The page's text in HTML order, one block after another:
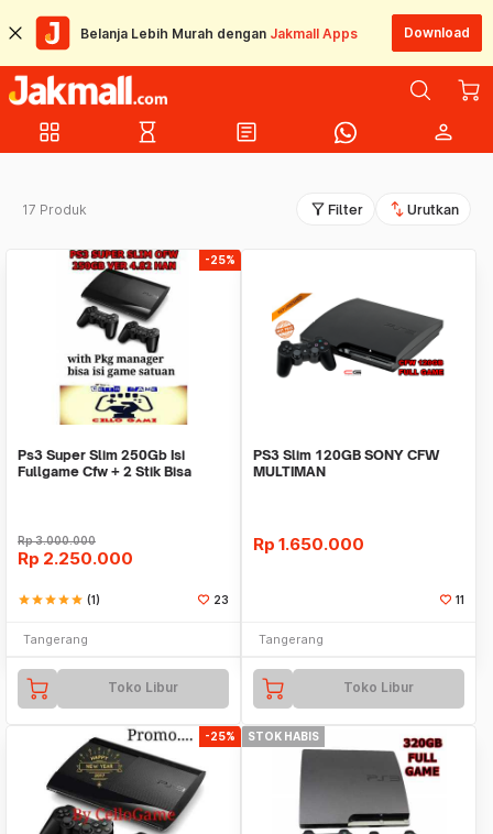
Belanja Lebih Murah dengan Jakmall Apps Download
grid_view hourglass_empty article person
17 Produk filter_alt Filter swap_vert Urutkan
-25%
Ps3 Super Slim 250Gb Isi
Fullgame Cfw + 2 Stik Bisa
Rp3.000.000
Rp 2.250.000
starstarstarstarstar (1) 23
Tangerang
Toko Libur
PS3 Slim 120GB SONY CFW
MULTIMAN
Rp 1.650.000
11
Tangerang
Toko Libur
-25% STOK HABIS